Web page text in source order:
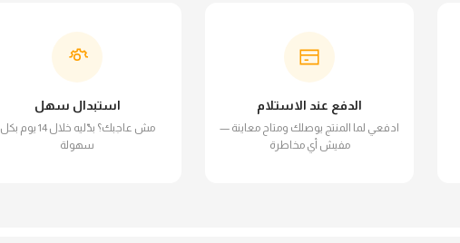
الدفع عند الاستلام
ادفعي لما المنتج يوصلك ومتاح معاينة —
مفيش أي مخاطرة
استبدال سهل
مش عاجبك؟ بدّليه خلال 14 يوم بكل
سهولة